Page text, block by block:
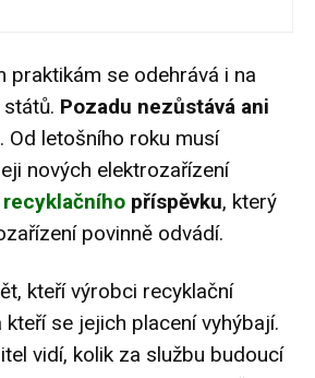
praktikám se odehrává i na
Pozadu nezůstává ani
. Od letošního roku musí
nových elektrozařízení
recyklačního příspěvku, který
povinně odvádí.
kteří výrobci recyklační
se jejich placení vyhýbají.
vidí, kolik za službu budoucí